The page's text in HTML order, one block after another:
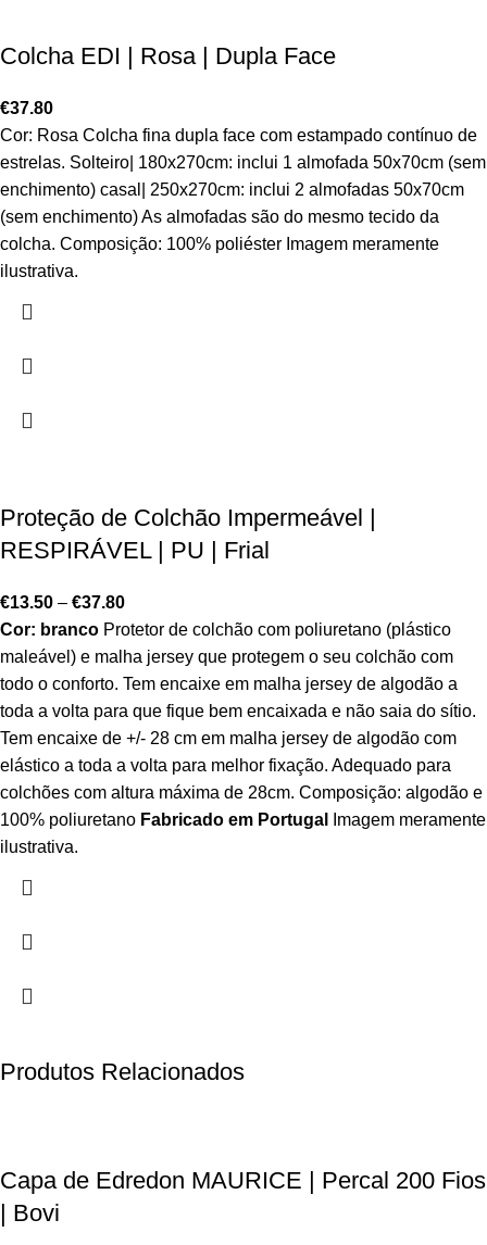
Colcha EDI | Rosa | Dupla Face
€37.80
Cor: Rosa Colcha fina dupla face com estampado contínuo de
estrelas. Solteiro| 180x270cm: inclui 1 almofada 50x70cm (sem
enchimento) casal| 250x270cm: inclui 2 almofadas 50x70cm
(sem enchimento) As almofadas são do mesmo tecido da
colcha. Composição: 100% poliéster Imagem meramente
ilustrativa.
Proteção de Colchão Impermeável |
RESPIRÁVEL | PU | Frial
€13.50 – €37.80
Cor: branco Protetor de colchão com poliuretano (plástico
maleável) e malha jersey que protegem o seu colchão com
todo o conforto. Tem encaixe em malha jersey de algodão a
toda a volta para que fique bem encaixada e não saia do sítio.
Tem encaixe de +/- 28 cm em malha jersey de algodão com
elástico a toda a volta para melhor fixação. Adequado para
colchões com altura máxima de 28cm. Composição: algodão e
100% poliuretano Fabricado em Portugal
Imagem meramente
ilustrativa.
Produtos Relacionados
Capa de Edredon MAURICE | Percal 200 Fios
| Bovi